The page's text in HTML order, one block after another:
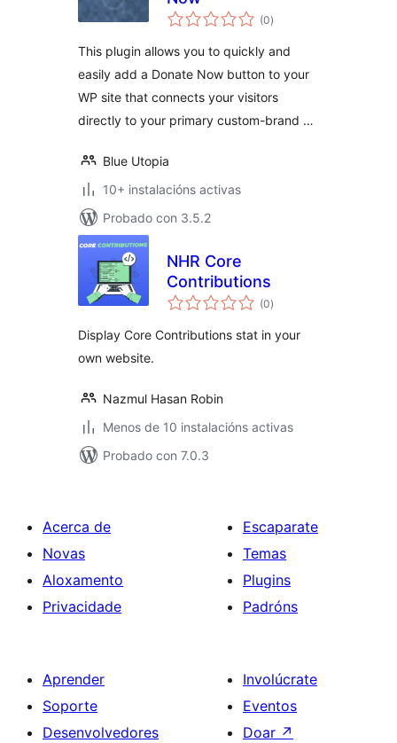
(0valoracións
totais
)
This plugin allows you to quickly and
easily add a Donate Now button to your
WP site that connects your visitors
directly to your primary custom-brand …
Blue Utopia
10+ instalacións activas
Probado con 3.5.2
NHR Core
Contributions
(0valoracións
totais
)
Display Core Contributions stat in your
own website.
Nazmul Hasan Robin
Menos de 10 instalacións activas
Probado con 7.0.3
Acerca de
Novas
Aloxamento
Privacidade
Escaparate
Temas
Plugins
Padróns
Aprender
Soporte
Desenvolvedores
Involúcrate
Eventos
Doar ↗